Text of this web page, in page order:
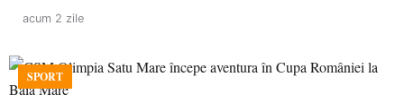
acum 2 zile
SPORT